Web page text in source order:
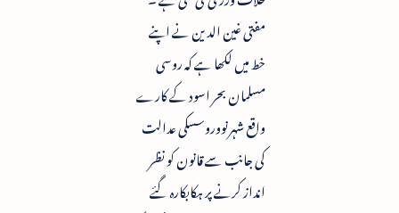
مفتی غین الدین نے اپنے
خط میں لکھا ہے کہ روسی
مسلمان بحر اسود کے کارے
واقع شہرنووروسسکی عدالت
کی جانب سے قانون کو نظر
انداز کرنے پر ہکابکارہ گئے